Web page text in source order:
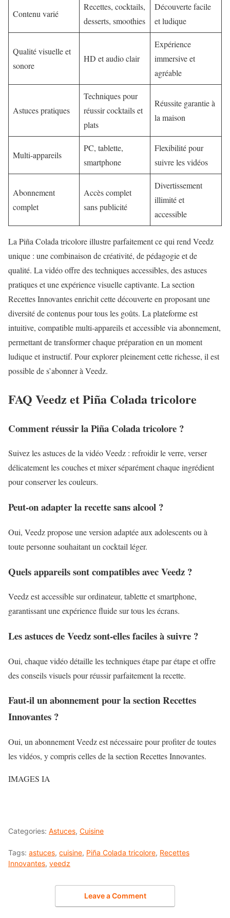
Contenu varié
Recettes, cocktails,
desserts, smoothies
Découverte facile
et ludique
Qualité visuelle et
sonore
HD et audio clair
Expérience
immersive et
agréable
Astuces pratiques
Techniques pour
réussir cocktails et
plats
Réussite garantie à
la maison
Multi-appareils
PC, tablette,
smartphone
Flexibilité pour
suivre les vidéos
Abonnement
complet
Accès complet
sans publicité
Divertissement
illimité et
accessible
La Piña Colada tricolore illustre parfaitement ce qui rend Veedz
unique : une combinaison de créativité, de pédagogie et de
qualité. La vidéo offre des techniques accessibles, des astuces
pratiques et une expérience visuelle captivante. La section
Recettes Innovantes enrichit cette découverte en proposant une
diversité de contenus pour tous les goûts. La plateforme est
intuitive, compatible multi-appareils et accessible via abonnement,
permettant de transformer chaque préparation en un moment
ludique et instructif. Pour explorer pleinement cette richesse, il est
possible de s’abonner à Veedz.
FAQ Veedz et Piña Colada tricolore
Comment réussir la Piña Colada tricolore ?
Suivez les astuces de la vidéo Veedz : refroidir le verre, verser
délicatement les couches et mixer séparément chaque ingrédient
pour conserver les couleurs.
Peut-on adapter la recette sans alcool ?
Oui, Veedz propose une version adaptée aux adolescents ou à
toute personne souhaitant un cocktail léger.
Quels appareils sont compatibles avec Veedz ?
Veedz est accessible sur ordinateur, tablette et smartphone,
garantissant une expérience fluide sur tous les écrans.
Les astuces de Veedz sont-elles faciles à suivre ?
Oui, chaque vidéo détaille les techniques étape par étape et offre
des conseils visuels pour réussir parfaitement la recette.
Faut-il un abonnement pour la section Recettes
Innovantes ?
Oui, un abonnement Veedz est nécessaire pour profiter de toutes
les vidéos, y compris celles de la section Recettes Innovantes.
IMAGES IA
Categories: Astuces, Cuisine
Tags: astuces, cuisine, Piña Colada tricolore, Recettes
Innovantes, veedz
Leave a Comment